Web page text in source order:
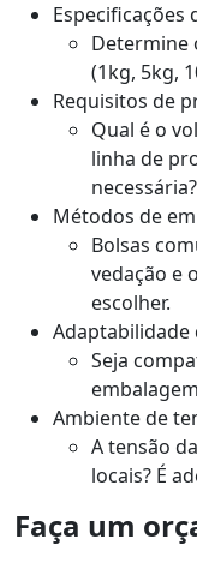
Especificações
Determine
(1kg, 5kg,
Requisitos de
Qual é o
linha de
necessária?
Métodos de
Bolsas
vedação e
escolher.
Seja
Ambiente de
A tensão
locais? É
Faça um